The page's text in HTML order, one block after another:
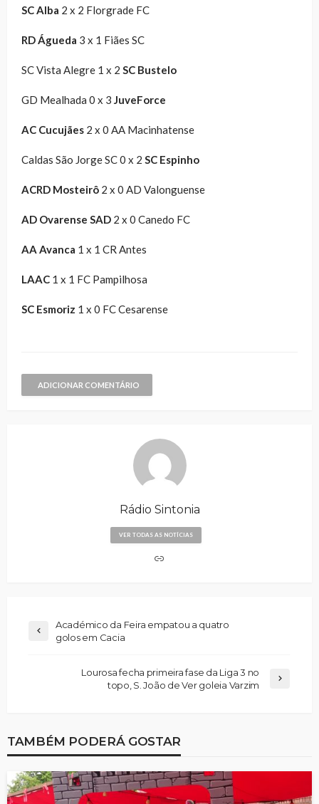
SC Alba 2 x 2 Florgrade FC
RD Águeda 3 x 1 Fiães SC
SC Vista Alegre 1 x 2 SC Bustelo
GD Mealhada 0 x 3 JuveForce
AC Cucujães 2 x 0 AA Macinhatense
Caldas São Jorge SC 0 x 2 SC Espinho
ACRD Mosteirô 2 x 0 AD Valonguense
AD Ovarense SAD 2 x 0 Canedo FC
AA Avanca 1 x 1 CR Antes
LAAC 1 x 1 FC Pampilhosa
SC Esmoriz 1 x 0 FC Cesarense
ADICIONAR COMENTÁRIO
Rádio Sintonia
VER TODAS AS NOTÍCIAS
Académico da Feira empatou a quatro
golos em Cacia
Lourosa fecha primeira fase da Liga 3 no
topo, S. João de Ver goleia Varzim
TAMBÉM PODERÁ GOSTAR